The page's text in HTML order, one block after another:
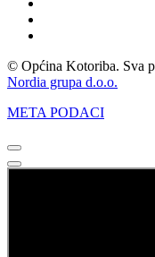
© Općina Kotoriba. Sva
Nordia grupa d.o.o.
META PODACI